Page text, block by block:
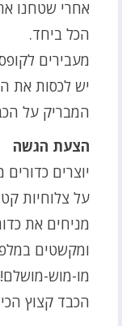
אחרי שטחנו
הכל ביחד.
מעבירים
יש לכסות את
המבריק על
הצעת הגשה
יוצרים
על צלוחיות
מניחים את
ומקשטים
מו-מוש-מושלם!
הכבד קצוץ